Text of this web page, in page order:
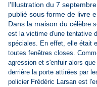
l'Illustration du 7
publié sous forme de livre
Dans la maison du célèbre
est la victime d'une tentative
spéciales. En effet, elle était
toutes fenêtres closes.
agression et s'enfuir alors
derrière la porte attirées par
policier Frédéric Larsan est